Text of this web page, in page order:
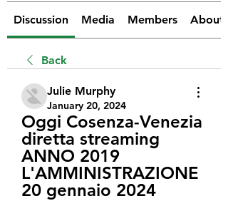
Discussion Media Members About
Back
Julie Murphy
January 20, 2024
Oggi Cosenza-Venezia
diretta streaming
ANNO 2019
L'AMMINISTRAZIONE
20 gennaio 2024